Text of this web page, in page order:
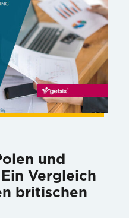
und
Vergleich
britischen